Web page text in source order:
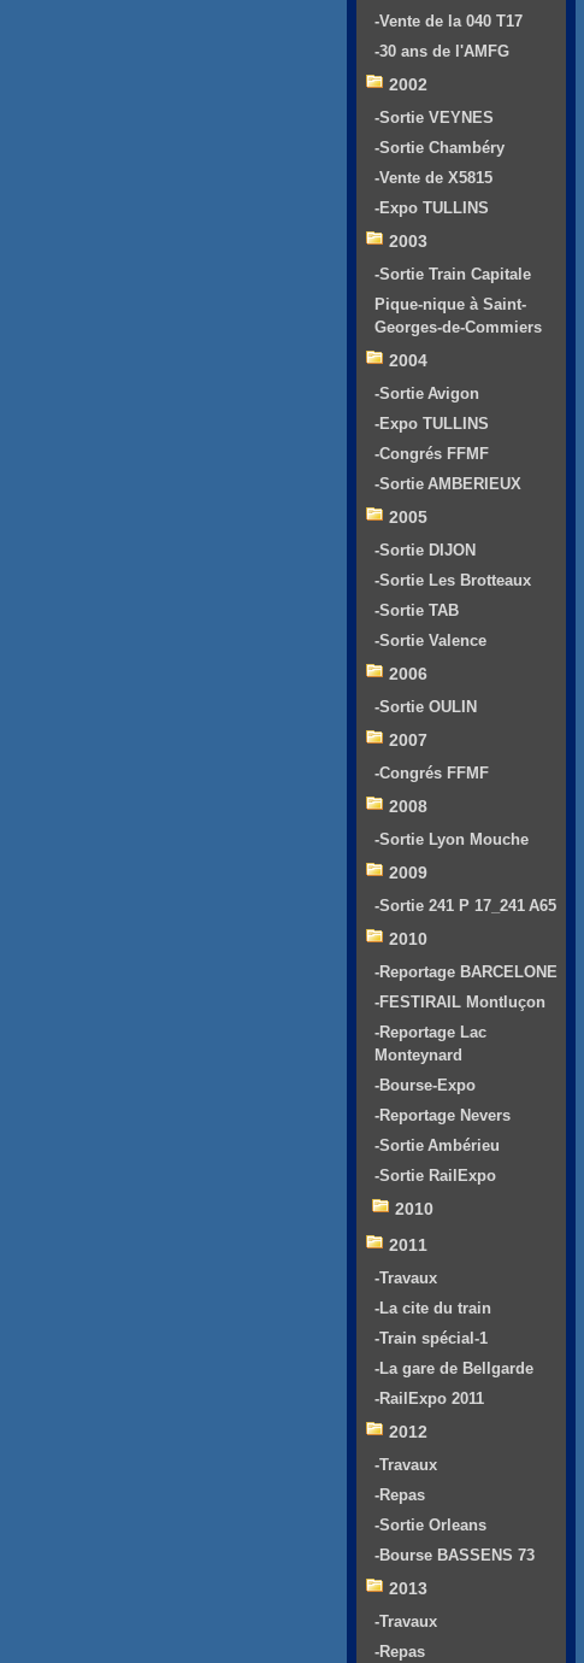
-Vente de la 040 T17
-30 ans de l'AMFG
2002
-Sortie VEYNES
-Sortie Chambéry
-Vente de X5815
-Expo TULLINS
2003
-Sortie Train Capitale
Pique-nique à Saint-
Georges-de-Commiers
2004
-Sortie Avigon
-Expo TULLINS
-Congrés FFMF
-Sortie AMBERIEUX
2005
-Sortie DIJON
-Sortie Les Brotteaux
-Sortie TAB
-Sortie Valence
2006
-Sortie OULIN
2007
-Congrés FFMF
2008
-Sortie Lyon Mouche
2009
-Sortie 241 P 17_241 A65
2010
-Reportage BARCELONE
-FESTIRAIL Montluçon
-Reportage Lac
Monteynard
-Bourse-Expo
-Reportage Nevers
-Sortie Ambérieu
-Sortie RailExpo
2010
2011
-Travaux
-La cite du train
-Train spécial-1
-La gare de Bellgarde
-RailExpo 2011
2012
-Travaux
-Repas
-Sortie Orleans
-Bourse BASSENS 73
2013
-Travaux
-Repas